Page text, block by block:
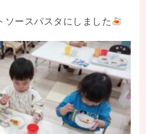
ソースパスタにしました